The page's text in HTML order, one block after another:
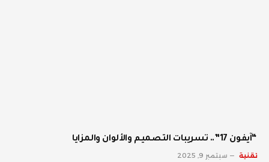
“آيفون 17”.. تسريبات التصميم والألوان والمزايا
تقنية سبتمبر 9, 2025